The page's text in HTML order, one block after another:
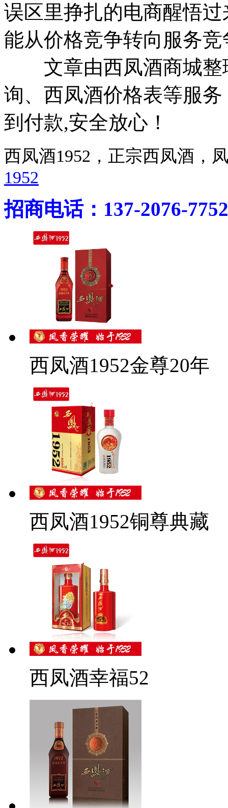
误区里挣扎的电商醒悟
能从价格竞争转向服务
文章由西凤酒商城整
询、西凤酒价格表等服
到付款,安全放心！
西凤酒1952，正宗西凤酒
1952
招商电话：137-2076-7752
西凤酒1952金尊20年
西凤酒1952铜尊典藏
西凤酒幸福52